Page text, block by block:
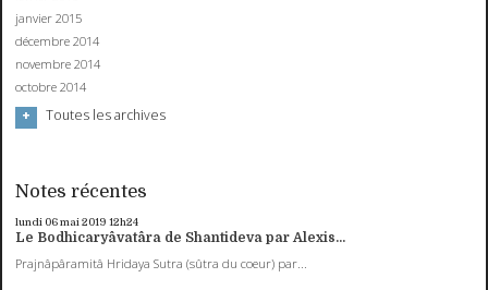
janvier 2015
décembre 2014
novembre 2014
octobre 2014
Toutes les archives
Notes récentes
lundi 06mai 2019 12h24
Le Bodhicaryâvatâra de Shantideva par Alexis...
Prajnâpâramitâ Hridaya Sutra (sûtra du coeur) par...